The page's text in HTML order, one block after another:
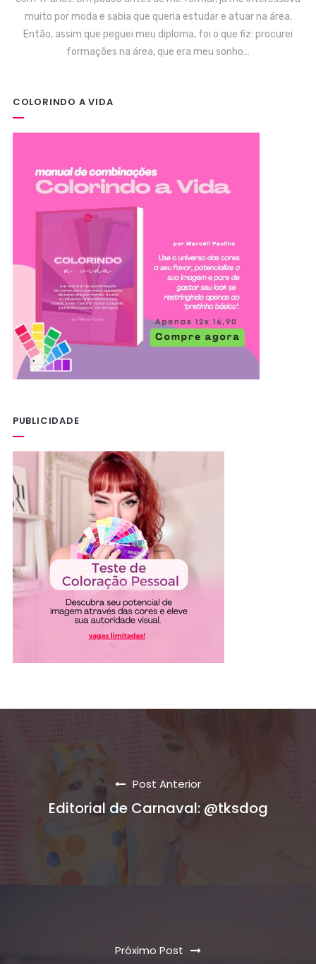
muito por moda e sabia que queria estudar e atuar na área.
Então, assim que peguei meu diploma, foi o que fiz: procurei
formações na área, que era meu sonho…
COLORINDO A VIDA
PUBLICIDADE
Post Anterior
Editorial de Carnaval: @tksdog
Próximo Post